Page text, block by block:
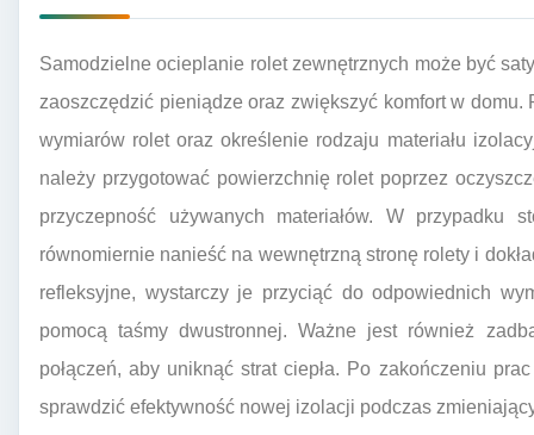
Samodzielne ocieplanie rolet zewnętrznych może być
zaoszczędzić pieniądze oraz zwiększyć komfort w domu.
wymiarów rolet oraz określenie rodzaju materiału
należy przygotować powierzchnię rolet poprzez
przyczepność używanych materiałów. W przypadku
równomiernie nanieść na wewnętrzną stronę rolety i
refleksyjne, wystarczy je przyciąć do odpowiednich
pomocą taśmy dwustronnej. Ważne jest również
połączeń, aby uniknąć strat ciepła. Po zakończeniu
sprawdzić efektywność nowej izolacji podczas